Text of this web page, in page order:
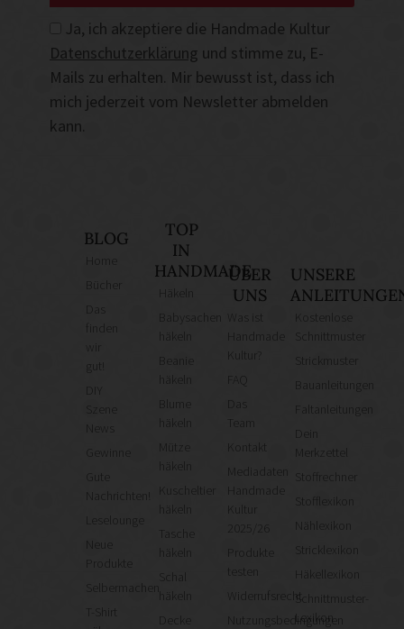
Ja, ich akzeptiere die Handmade Kultur
Datenschutzerklärung und stimme zu, E-
Mails zu erhalten. Mir bewusst ist, dass ich
mich jederzeit vom Newsletter abmelden
kann.
BLOG
finden
gut!
News
Gute
Nachrichten!
Leselounge
Neue
Produkte
Selbermachen
T-Shirt
TOP
IN
HANDMADE
häkeln
häkeln
Mütze
häkeln
Kuscheltier
Tasche
häkeln
ÜBER
UNS
Was ist
Kultur?
Das
Team
Kontakt
Mediadaten
Kultur
2025/26
Produkte
testen
Widerrufsrecht
Nutzungsbedingungen
UNSERE
Kostenlose
Schnittmuster
Strickmuster
Bauanleitungen
Faltanleitungen
Merkzettel
Stoffrechner
Stofflexikon
Nählexikon
Stricklexikon
Häkellexikon
Schnittmuster-
Lexikon